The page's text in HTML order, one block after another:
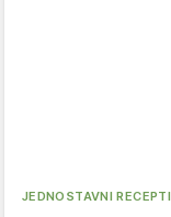
JEDNOSTAVNI RECEPTI